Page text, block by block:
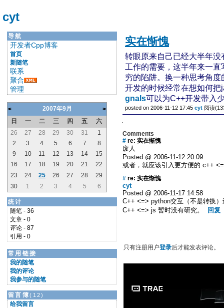
cyt
导航
开发者Cpp博客
首页
新随笔
联系
聚合
管理
< 2007年9月
>
日
一 二 三 四 五
六
26
27 28 29 30 31
1
2
3 4 5 6 7
8
9
10 11 12 13 14
15
16
17 18 19 20 21
22
23
24 25 26 27 28
29
30
1 2 3 4 5 6
统计
随笔 - 36
文章 - 0
评论 - 87
引用 - 0
常用链接
我的随笔
我的评论
我参与的随笔
留言簿(12)
给我留言
实在惭愧
转眼原来自己已经大半年
工作的需要，这半年来一
穷的陷阱。换一种思考角
开发的时候经常在想如何
gnals可以为C++开发带入
posted on 2006-11-12 17:45 cyt 阅读
Comments
# re: 实在惭愧
废人
Posted @ 2006-11-12 20:09
或者，就应该引入更方便的 c++
# re: 实在惭愧
cyt
Posted @ 2006-11-17 14:58
C++ <=> python交互（不是转换
C++ <=> js 暂时没有研究。
回复
只有注册用户登录后才能发表评论。